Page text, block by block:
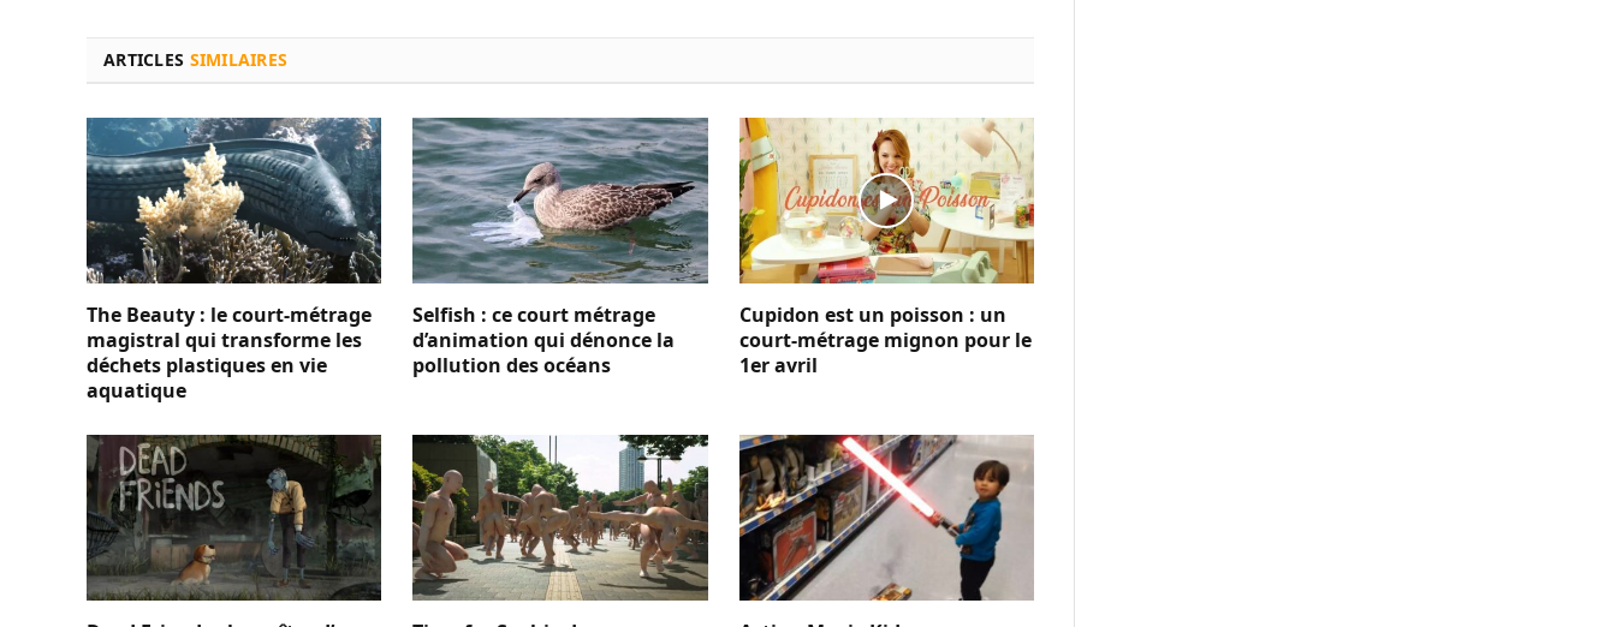
ARTICLES SIMILAIRES
The Beauty : le court-métrage
magistral qui transforme les
déchets plastiques en vie
aquatique
Selfish : ce court métrage
d’animation qui dénonce la
pollution des océans
Cupidon est un poisson : un
court-métrage mignon pour le
1er avril